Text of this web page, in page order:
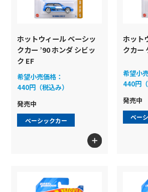
ホットウィール ベーシッ
クカー ’90 ホンダ シビッ
ク EF
希望小売価格：
440円（税込み）
発売中
ベーシックカー
ホット
クカー
希望小
440円（
発売中
ベー